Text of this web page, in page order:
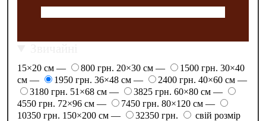
15×20 см — 800 грн. 20×30 см — 1500 грн. 30×40
см —
1950 грн. 36×48 см — 2400 грн. 40×60 см —
3180 грн. 51×68 см — 3825 грн. 60×80 см —
4550 грн. 72×96 см — 7450 грн. 80×120 см —
10350 грн. 150×200 см — 32350 грн. свій розмір